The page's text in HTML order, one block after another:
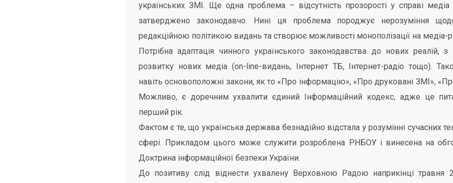
українських ЗМІ. Ще одна проблема – відсутність прозорості у справі
затверджено законодавчо. Нині ця проблема породжує нерозуміння
редакційною політикою видань та створює можливості монополізації на медіа-
Потрібна адаптація чинного українського законодавства до нових реалій,
розвитку нових медіа (on-line-видань, Інтернет ТБ, Інтернет-радіо тощо).
навіть основоположні закони, як то «Про інформацію», «Про друковані ЗМІ»,
Можливо, є доречним ухвалити єдиний Інформаційний кодекс, адже це
перший рік.
Фактом є те, що українська держава безнадійно відстала у розумінні сучасних
сфері. Прикладом цього може служити розроблена РНБОУ і винесена на
Доктрина інформаційної безпеки України.
До позитиву слід віднести ухвалену Верховною Радою наприкінці травня